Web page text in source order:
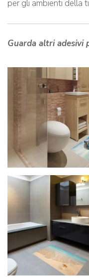
per gli ambienti della
Guarda altri adesivi